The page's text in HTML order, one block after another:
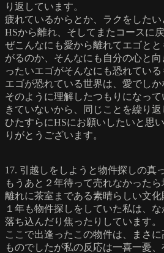
り返しています。
疲れているからとか、ラクをした
HSから離れ、そしてまたコースに
ぜこんなにも愛から離れてエゴと
がるのか、そんなにも自分の心と
ったいエゴがそんなにも恐れている
エゴが恐れている世界は、愛でし
そのように理解したつもりになっ
きていないから、同じことを繰り返
ひたすらにHSにお願いしたいと思
りがとうございます。
17. 引越しをしようと物件探しの真
もうあと２年待って売れなかったら
離れに茶室まである素晴らしい文化
１年も物件探しをしていた私は、
落ち込んだり焦ったりしています。
ここで出逢ったこの物件は、まさ
ものでしたが私の反応は一喜一憂